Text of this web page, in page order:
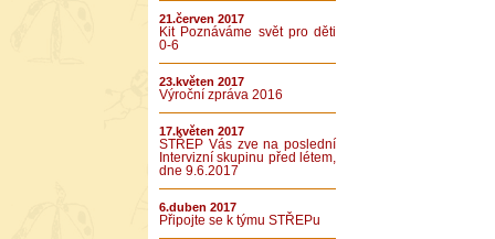
21.červen 2017
Kit Poznáváme svět pro děti
0-6
23.květen 2017
Výroční zpráva 2016
17.květen 2017
STŘEP Vás zve na poslední
Intervizní skupinu před létem,
dne 9.6.2017
6.duben 2017
Připojte se k týmu STŘEPu